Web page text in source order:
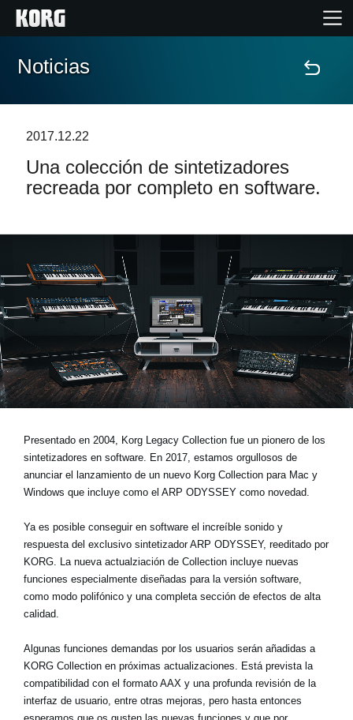
Inicio
Características
Localizador de Tiendas
Noticias
Ubicación
Acerca de KORG
Noticias
2017.12.22
Una colección de sintetizadores
recreada por completo en software.
Presentado en 2004, Korg Legacy Collection fue un pionero de los
sintetizadores en software. En 2017, estamos orgullosos de
anunciar el lanzamiento de un nuevo Korg Collection para Mac y
Windows que incluye como el ARP ODYSSEY como novedad.
Ya es posible conseguir en software el increíble sonido y
respuesta del exclusivo sintetizador ARP ODYSSEY, reeditado por
KORG. La nueva actualziación de Collection incluye nuevas
funciones especialmente diseñadas para la versión software,
como modo polifónico y una completa sección de efectos de alta
calidad.
Algunas funciones demandas por los usuarios serán añadidas a
KORG Collection en próximas actualizaciones. Está prevista la
compatibilidad con el formato AAX y una profunda revisión de la
interfaz de usuario, entre otras mejoras, pero hasta entonces